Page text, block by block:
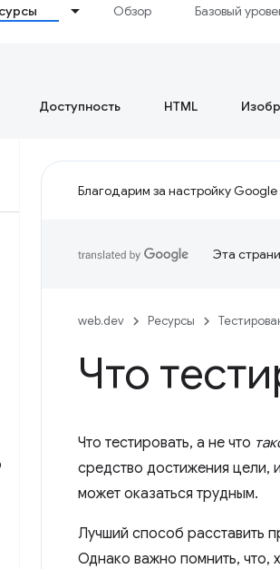
Обзор Базовый
Доступность HTML
Благодарим за настройку Google
Эта
web.dev Ресурсы
Что
Что тестировать, а не что
средство достижения цели,
может оказаться трудным.
Лучший способ расставить
Однако важно помнить, что,